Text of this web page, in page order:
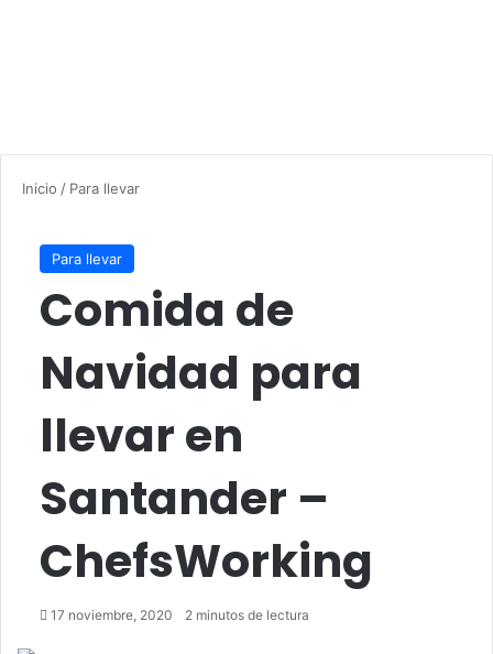
Inicio / Para llevar
Para llevar
Comida de
Navidad para
llevar en
Santander –
ChefsWorking
17 noviembre, 2020 2 minutos de lectura